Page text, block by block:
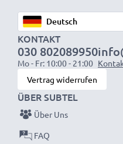
Entscheiden Sie sich für
keine Abstriche bei der
KONTAKT
030 802089950
Mo - Fr: 10:00 - 21:00
Vertrag widerrufen
ÜBER SUBTEL
Über Uns
FAQ